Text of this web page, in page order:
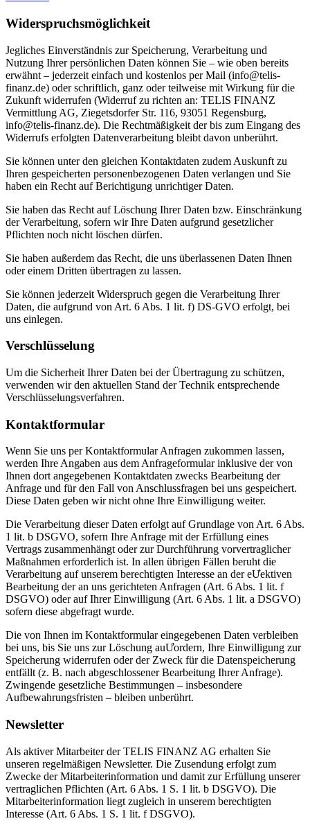
Widerspruchsmöglichkeit
Jegliches Einverständnis zur Speicherung, Verarbeitung und
Nutzung Ihrer persönlichen Daten können Sie – wie oben bereits
erwähnt – jederzeit einfach und kostenlos per Mail (info@telis-
finanz.de) oder schriftlich, ganz oder teilweise mit Wirkung für die
Zukunft widerrufen (Widerruf zu richten an: TELIS FINANZ
Vermittlung AG, Ziegetsdorfer Str. 116, 93051 Regensburg,
info@telis-finanz.de). Die Rechtmäßigkeit der bis zum Eingang des
Widerrufs erfolgten Datenverarbeitung bleibt davon unberührt.
Sie können unter den gleichen Kontaktdaten zudem Auskunft zu
Ihren gespeicherten personenbezogenen Daten verlangen und Sie
haben ein Recht auf Berichtigung unrichtiger Daten.
Sie haben das Recht auf Löschung Ihrer Daten bzw. Einschränkung
der Verarbeitung, sofern wir Ihre Daten aufgrund gesetzlicher
Pflichten noch nicht löschen dürfen.
Sie haben außerdem das Recht, die uns überlassenen Daten Ihnen
oder einem Dritten übertragen zu lassen.
Sie können jederzeit Widerspruch gegen die Verarbeitung Ihrer
Daten, die aufgrund von Art. 6 Abs. 1 lit. f) DS-GVO erfolgt, bei
uns einlegen.
Verschlüsselung
Um die Sicherheit Ihrer Daten bei der Übertragung zu schützen,
verwenden wir den aktuellen Stand der Technik entsprechende
Verschlüsselungsverfahren.
Kontaktformular
Wenn Sie uns per Kontaktformular Anfragen zukommen lassen,
werden Ihre Angaben aus dem Anfrageformular inklusive der von
Ihnen dort angegebenen Kontaktdaten zwecks Bearbeitung der
Anfrage und für den Fall von Anschlussfragen bei uns gespeichert.
Diese Daten geben wir nicht ohne Ihre Einwilligung weiter.
Die Verarbeitung dieser Daten erfolgt auf Grundlage von Art. 6 Abs.
1 lit. b DSGVO, sofern Ihre Anfrage mit der Erfüllung eines
Vertrags zusammenhängt oder zur Durchführung vorvertraglicher
Maßnahmen erforderlich ist. In allen übrigen Fällen beruht die
Verarbeitung auf unserem berechtigten Interesse an der eƯektiven
Bearbeitung der an uns gerichteten Anfragen (Art. 6 Abs. 1 lit. f
DSGVO) oder auf Ihrer Einwilligung (Art. 6 Abs. 1 lit. a DSGVO)
sofern diese abgefragt wurde.
Die von Ihnen im Kontaktformular eingegebenen Daten verbleiben
bei uns, bis Sie uns zur Löschung auƯordern, Ihre Einwilligung zur
Speicherung widerrufen oder der Zweck für die Datenspeicherung
entfällt (z. B. nach abgeschlossener Bearbeitung Ihrer Anfrage).
Zwingende gesetzliche Bestimmungen – insbesondere
Aufbewahrungsfristen – bleiben unberührt.
Newsletter
Als aktiver Mitarbeiter der TELIS FINANZ AG erhalten Sie
unseren regelmäßigen Newsletter. Die Zusendung erfolgt zum
Zwecke der Mitarbeiterinformation und damit zur Erfüllung unserer
vertraglichen Pflichten (Art. 6 Abs. 1 S. 1 lit. b DSGVO). Die
Mitarbeiterinformation liegt zugleich in unserem berechtigten
Interesse (Art. 6 Abs. 1 S. 1 lit. f DSGVO).